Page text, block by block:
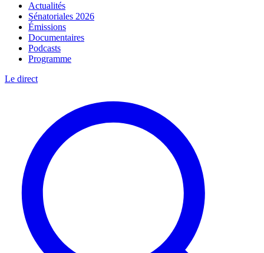
Actualités
Sénatoriales 2026
Émissions
Documentaires
Podcasts
Programme
Le direct